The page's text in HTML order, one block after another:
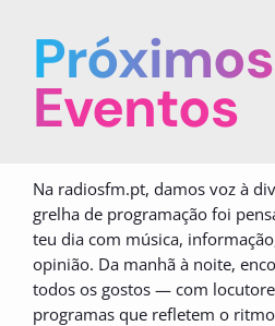
Próximos
Eventos
Na radiosfm.pt, damos voz à
grelha de programação foi
teu dia com música,
opinião. Da manhã à noite,
todos os gostos — com
programas que refletem o